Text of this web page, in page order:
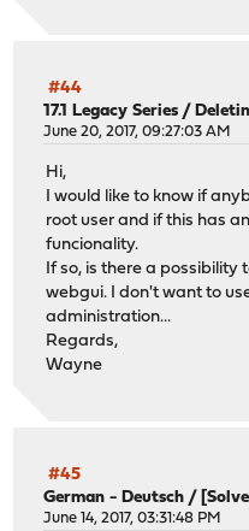
#44
17.1 Legacy Series /
June 20, 2017, 09:27:03 AM
Hi,
I would like to know if
root user and if this has
funcionality.
If so, is there a possibility
webgui. I don't want to
administration...
Regards,
Wayne
#45
German - Deutsch /
June 14, 2017, 03:31:48 PM